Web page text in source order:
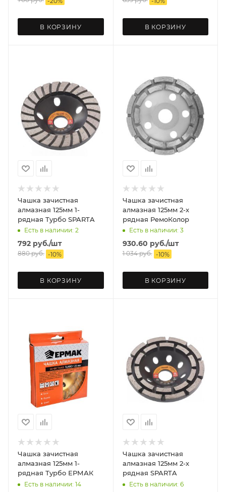
В КОРЗИНУ В КОРЗИНУ
Чашка зачистная
алмазная 125мм 1-
рядная Турбо SPARTA
Есть в наличии: 2
792 руб./шт
880руб. -10%
В КОРЗИНУ
Чашка зачистная
алмазная 125мм 2-х
рядная РемоКолор
Есть в наличии: 3
930.60 руб./шт
1 034руб. -10%
В КОРЗИНУ
Чашка зачистная
алмазная 125мм 1-
рядная Турбо ЕРМАК
Есть в наличии: 14
Чашка зачистная
алмазная 125мм 2-х
рядная SPARTA
Есть в наличии: 6